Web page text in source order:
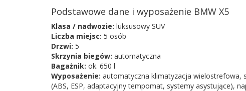
Podstawowe dane i wyposażenie BMW X5
Klasa / nadwozie: luksusowy SUV
Liczba miejsc: 5 osób
Drzwi: 5
Skrzynia biegów: automatyczna
Bagażnik: ok. 650 l
Wyposażenie: automatyczna klimatyzacja wielostrefowa,
(ABS, ESP, adaptacyjny tempomat, systemy asystujące),